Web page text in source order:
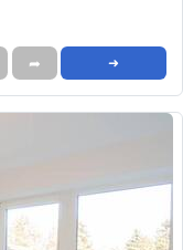
➦ ➜